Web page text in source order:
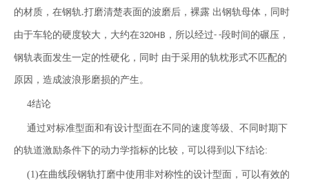
的材质，在钢轨.打磨清楚表面的波磨后，裸露 出钢轨母体，同时
由于车轮的硬度较大，大约在320HB ，所以经过- -段时间的碾压，
钢轨表面发生一定的性硬化，同时 由于采用的轨枕形式不匹配的
原因，造成波浪形磨损的产生。
4结论
通过对标准型面和有设计型面在不同的速度等级、不同时期下
的轨道激励条件下的动力学指标的比较，可以得到以下结论:
(1)在曲线段钢轨打磨中使用非对称性的设计型面，可以有效的